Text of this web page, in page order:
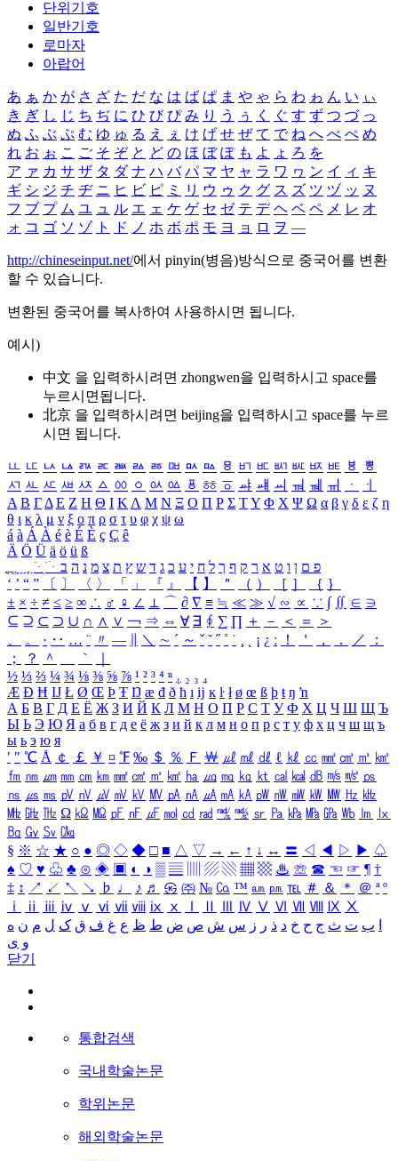
단위기호
일반기호
로마자
아랍어
あ ぁ か が さ ざ た だ な は ば ぱ ま や ゃ ら わ ゎ ん い ぃ
き ぎ し じ ち ぢ に ひ び ぴ み り う ぅ く ぐ す ず つ づ っ
ぬ ふ ぶ ぷ む ゆ ゅ る え ぇ け げ せ ぜ て で ね へ べ ぺ め
れ お ぉ こ ご そ ぞ と ど の ほ ぼ ぽ も よ ょ ろ を
ア ァ カ サ ザ タ ダ ナ ハ バ パ マ ヤ ャ ラ ワ ヮ ン イ ィ キ
ギ シ ジ チ ヂ ニ ヒ ビ ピ ミ リ ウ ゥ ク グ ス ズ ツ ヅ ッ ヌ
フ ブ プ ム ユ ュ ル エ ェ ケ ゲ セ ゼ テ デ ヘ ベ ペ メ レ オ
ォ コ ゴ ソ ゾ ト ド ノ ホ ボ ポ モ ヨ ョ ロ ヲ ―
http://chineseinput.net/에서 pinyin(병음)방식으로 중국어를 변환
할 수 있습니다.
변환된 중국어를 복사하여 사용하시면 됩니다.
예시)
中文 을 입력하시려면 zhongwen을 입력하시고 space를
누르시면됩니다.
北京 을 입력하시려면 beijing을 입력하시고 space를 누르
시면 됩니다.
ㅥ ㅦ ㅧ ㅨ ㅩ ㅪ ㅫ ㅬ ㅭ ㅮ ㅯ ㅰ ㅱ ㅲ ㅳ ㅴ ㅵ ㅶ ㅷ ㅸ
ㅹ
ㅺ ㅻ ㅼ ㅽ ㅾ ㅿ ㆀ ㆁ ㆂ ㆃ ㆄ ㆅ ㆆ ㆇ ㆈ ㆉ ㆊ ㆋ ㆌ ㆍ
ㆎ
Α Β ΓΔ Ε Ζ Η Θ Ι ΚΛ Μ Ν Ξ Ο Π Ρ Σ ΤΥ Φ Χ Ψ Ω α β γ δ ε ζ η
θ ι κ λ μ ν ξ ο π ρ σ τ υ φ χ ψ ω
á à Á À é è É È ç Ç ê
Ä Ö Ü ä ö ü ß
ִֶֹ ֻּ ׁׂ פ ם ן ו ט א ר ק ף ך ל ח י ע כ ג ד ש ץ ת צ מ נ ה ב
‘ ’ “ ” 〔 〕 〈 〉 「 」 『 』 【 】 ＂ （ ） ［ ］ ｛ ｝
± × ÷ ≠ ≤ ≥ ∞ ∴ ♂ ♀ ∠ ⊥ ⌒ ∂ ∇ ≡ ≒ ≪ ≫ √ ∽ ∝ ∵ ∫ ∬ ∈ ∋
⊆ ⊇ ⊂ ⊃ ∪ ∩ ∧ ∨ ￢ ⇒ ⇔ ∀ ∃ ∮ ∑ ∏ ＋ － ＜ ＝
＞
、
。 · ‥ … ¨ 〃 ― ＼ ∼ ´ ～ ˇ ˘ ˝ ˚ ˙ ¸ ¡ ¿ ː ！ ＇ ， ． ／
：
；
？ ＾ ｀
½ ⅓ ⅔ ¼ ¾ ⅛ ⅜ ⅝ ⅞ ¹ ² ³ ⁴ ⁿ ₁ ₂ ₃ ₄
Æ Ð Ħ Ĳ Ł Ø Œ Þ Ŧ Ŋ æ đ ð ħ ı ĳ ĸ ŀ ł ø œ ß þ ŧ ŋ ŉ
А Б В Г Д Е Ё Ж З И Й К Л М Н О П Р С Т У Ф Х Ц Ч Ш Щ Ъ
Ы Ь Э Ю Я а б в г д е ё ж з и й к л м н о п р с т у ф х ц ч ш щ ъ
ы ь э ю я
′ ″ ℃ Å ￠ ￡ ￥ ¤ ℉ ‰ ＄ ％ Ｆ ￦ ㎕ ㎖ ㎗ ℓ ㎘ ㏄ ㎣ ㎤ ㎥ ㎦
㎙ ㎚ ㎛ ㎜ ㎝ ㎞ ㎟ ㎠ ㎡ ㎢ ㏊ ㎍ ㎎ ㎏ ㏏ ㎈ ㎉ ㏈ ㎧ ㎨ ㎰
㎱ ㎲ ㎳ ㎴ ㎵ ㎶ ㎷ ㎸ ㎹ ㎀ ㎁ ㎂ ㎃ ㎄ ㎺ ㎻ ㎽ ㎾ ㎿ ㎐ ㎑
㎒ ㎓ ㎔ Ω ㏀ ㏁ ㎊ ㎋ ㎌ ㏖ ㏅ ㎭ ㎮ ㎯ ㏛ ㎩ ㎪ ㎫ ㎬ ㏝ ㏐
㏓
㏃ ㏉ ㏜ ㏆
§ ※ ☆ ★ ○ ● ◎ ◇ ◆ □ ■ △ ▽ → ← ↑ ↓ ↔ 〓 ◁ ◀ ▷ ▶ ♤
♠ ♡ ♥ ♧ ♣ ⊙ ◈ ▣ ◐ ◑ ▒ ▤ ▨ ▧ ▦ ▩ ♨ ☏ ☎ ☜ ☞ ¶ †
‡ ↕ ↗ ↙ ↖ ↘ ♭ ♩ ♪ ♬ ㉿ ㈜ № ㏇ ™ ㏂ ㏘ ℡ ＃ ＆ ＊ ＠ ª º
ⅰ
ⅱ ⅲ ⅳ ⅴ ⅵ ⅶ ⅷ ⅸ ⅹ Ⅳ Ⅴ Ⅵ Ⅶ Ⅷ Ⅸ Ⅹ
ب ت ث ج ح خ د ذ ر ز س ش ص ض ط ظ ع غ ف ق ک ل م ن ه
و ی
닫기
통합검색
국내학술논문
학위논문
해외학술논문